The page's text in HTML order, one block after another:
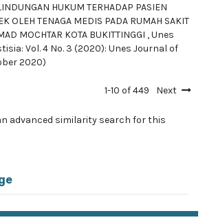
HUKUM TERHADAP PASIEN
OLEH TENAGA MEDIS PADA RUMAH SAKIT
MOCHTAR KOTA BUKITTINGGI ,Unes
Vol. 4 No. 3 (2020): Unes Journal of
2020)
1-10 of 449 Next
advanced similarity search for this